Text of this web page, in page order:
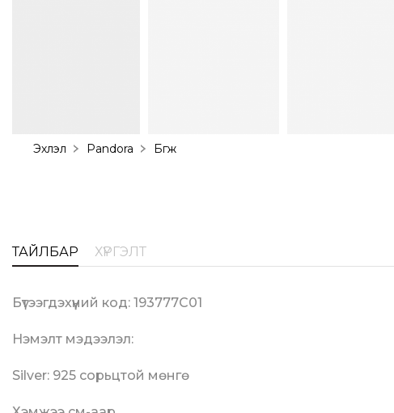
Эхлэл Pandora Бөгж
ТАЙЛБАР ХҮРГЭЛТ
Бүтээгдэхүүний код: 193777C01
Нэмэлт мэдээлэл:
Silver: 925 сорьцтой мөнгө